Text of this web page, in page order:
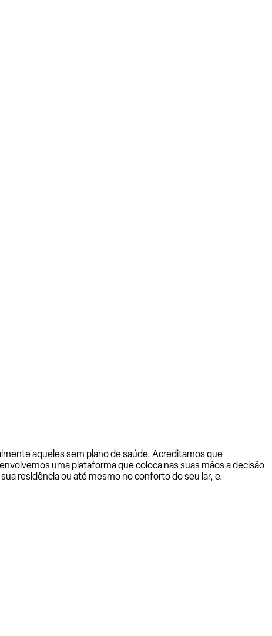
aqueles sem plano de saúde. Acreditamos que
uma plataforma que coloca nas suas mãos a decisão
residência ou até mesmo no conforto do seu lar, e,